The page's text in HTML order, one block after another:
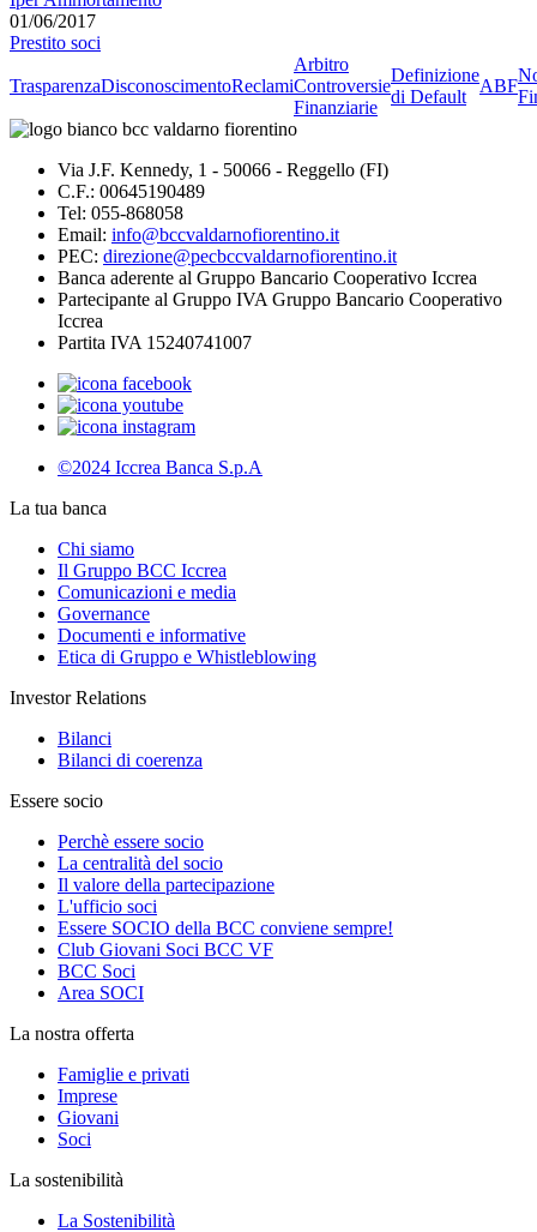
01/06/2017
Prestito soci
TrasparenzaDisconoscimentoReclami
Arbitro
Controversie
Finanziarie
Definizione
di Default
ABF
Via J.F. Kennedy, 1 - 50066 - Reggello (FI)
C.F.: 00645190489
Tel: 055-868058
Email: info@bccvaldarnofiorentino.it
PEC: direzione@pecbccvaldarnofiorentino.it
Banca aderente al Gruppo Bancario Cooperativo Iccrea
Partecipante al Gruppo IVA Gruppo Bancario Cooperativo
Iccrea
Partita IVA 15240741007
©2024 Iccrea Banca S.p.A
La tua banca
Chi siamo
Il Gruppo BCC Iccrea
Comunicazioni e media
Governance
Documenti e informative
Etica di Gruppo e Whistleblowing
Investor Relations
Bilanci
Bilanci di coerenza
Essere socio
Perchè essere socio
La centralità del socio
Il valore della partecipazione
L'ufficio soci
Essere SOCIO della BCC conviene sempre!
Club Giovani Soci BCC VF
BCC Soci
Area SOCI
La nostra offerta
Famiglie e privati
Imprese
Giovani
Soci
La sostenibilità
La Sostenibilità